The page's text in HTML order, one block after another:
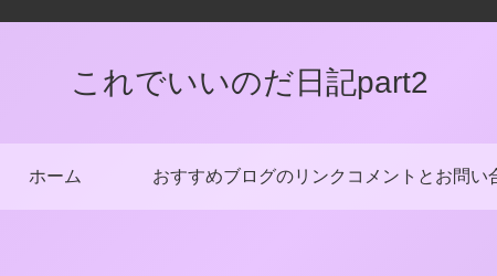
これでいいのだ日記part2
ホーム おすすめブログのリンク コメントとお問い